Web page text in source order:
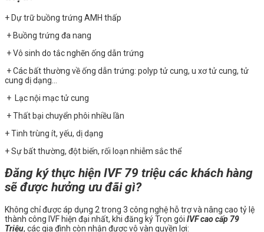
+ Dự trữ buồng trứng AMH thấp
+ Buồng trứng đa nang
+ Vô sinh do tắc nghẽn ống dẫn trứng
+ Các bất thường về ống dẫn trứng: polyp tử cung, u xơ tử cung, tử
cung dị dạng…
+ Lạc nội mạc tử cung
+ Thất bại chuyển phôi nhiều lần
+ Tinh trùng ít, yếu, dị dạng
+ Sự bất thường, đột biến, rối loạn nhiễm sắc thể
Đăng ký thực hiện IVF 79 triệu các khách hàng
sẽ được hưởng ưu đãi gì?
Không chỉ được áp dụng 2 trong 3 công nghệ hỗ trợ và nâng cao tỷ lệ
thành công IVF hiện đại nhất, khi đăng ký Trọn gói IVF cao cấp 79
Triệu, các gia đình còn nhận được vô vàn quyền lợi: